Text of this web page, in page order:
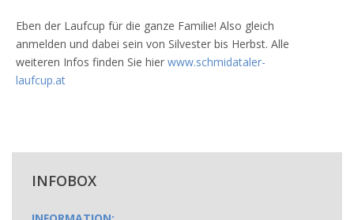
Eben der Laufcup für die ganze Familie! Also gleich
anmelden und dabei sein von Silvester bis Herbst. Alle
weiteren Infos finden Sie hier www.schmidataler-
laufcup.at
INFOBOX